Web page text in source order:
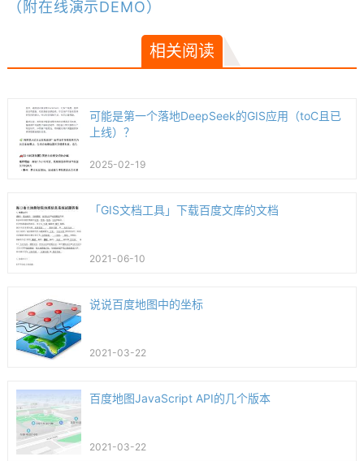
（附在线演示DEMO）
相关阅读
可能是第一个落地DeepSeek的GIS应用（toC且已
上线）？
2025-02-19
「GIS文档工具」下载百度文库的文档
2021-06-10
说说百度地图中的坐标
2021-03-22
百度地图JavaScript API的几个版本
2021-03-22